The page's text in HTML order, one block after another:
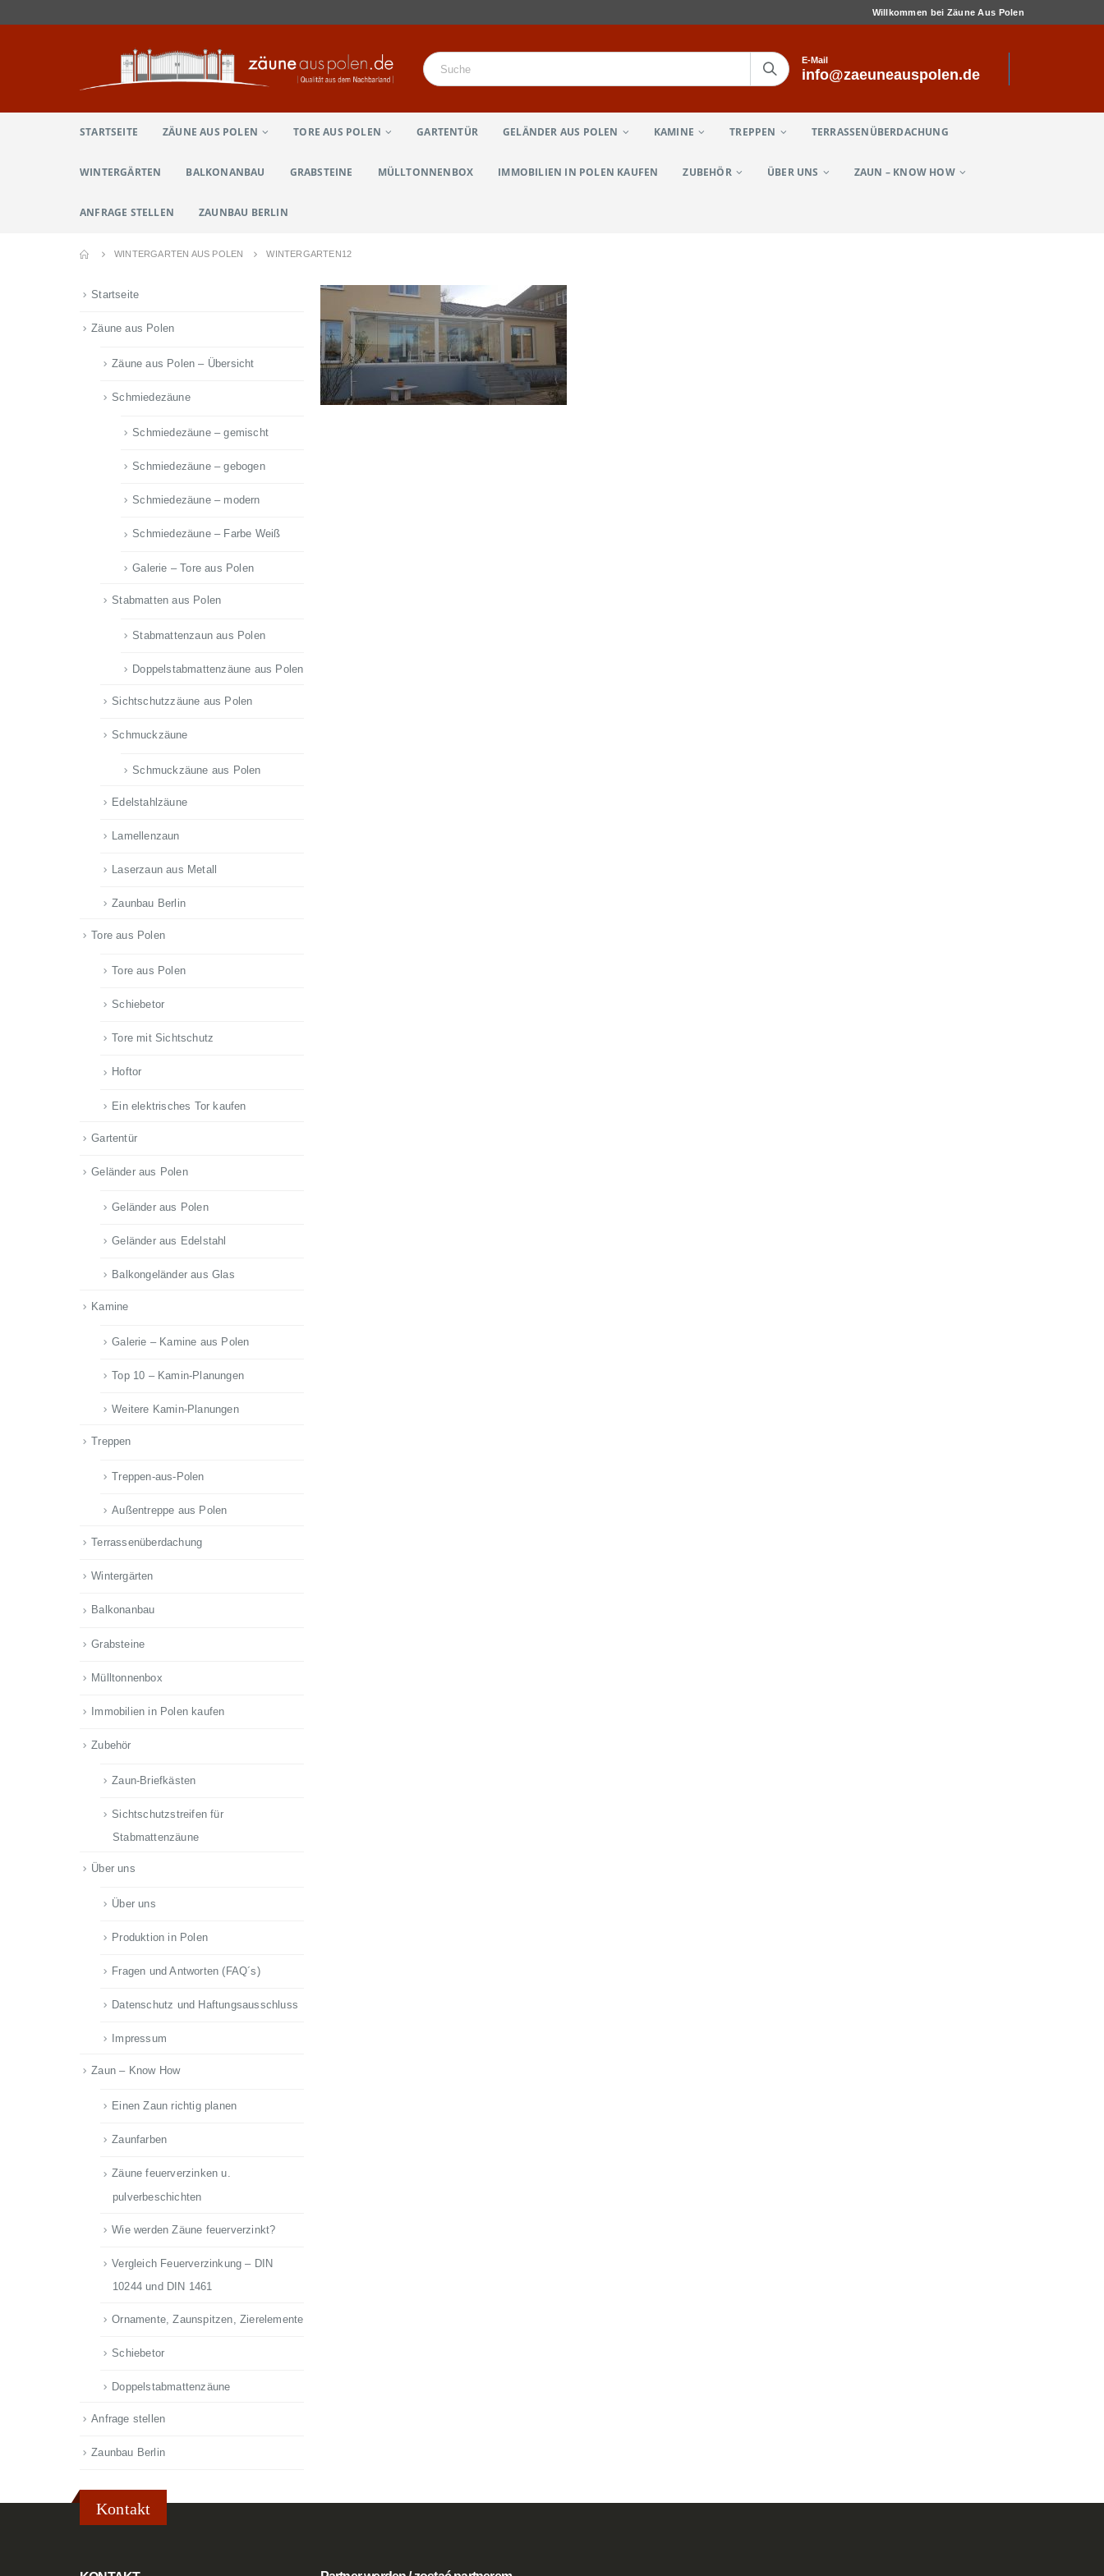
Willkommen bei Zäune Aus Polen
E-Mail
info@zaeuneauspolen.de
STARTSEITE ZÄUNE AUS POLEN TORE AUS POLEN GARTENTÜR GELÄNDER AUS POLEN KAMINE TREPPEN TERRASSENÜBERDACHUNG
WINTERGÄRTEN BALKONANBAU GRABSTEINE MÜLLTONNENBOX IMMOBILIEN IN POLEN KAUFEN ZUBEHÖR ÜBER UNS ZAUN – KNOW HOW
ANFRAGE STELLEN ZAUNBAU BERLIN
WINTERGARTEN AUS POLEN WINTERGARTEN12
Startseite
Zäune aus Polen
Zäune aus Polen – Übersicht
Schmiedezäune
Schmiedezäune – gemischt
Schmiedezäune – gebogen
Schmiedezäune – modern
Schmiedezäune – Farbe Weiß
Galerie – Tore aus Polen
Stabmatten aus Polen
Stabmattenzaun aus Polen
Doppelstabmattenzäune aus Polen
Sichtschutzzäune aus Polen
Schmuckzäune
Schmuckzäune aus Polen
Edelstahlzäune
Lamellenzaun
Laserzaun aus Metall
Zaunbau Berlin
Tore aus Polen
Tore aus Polen
Schiebetor
Tore mit Sichtschutz
Hoftor
Ein elektrisches Tor kaufen
Gartentür
Geländer aus Polen
Geländer aus Polen
Geländer aus Edelstahl
Balkongeländer aus Glas
Kamine
Galerie – Kamine aus Polen
Top 10 – Kamin-Planungen
Weitere Kamin-Planungen
Treppen
Treppen-aus-Polen
Außentreppe aus Polen
Terrassenüberdachung
Wintergärten
Balkonanbau
Grabsteine
Mülltonnenbox
Immobilien in Polen kaufen
Zubehör
Zaun-Briefkästen
Sichtschutzstreifen für
Stabmattenzäune
Über uns
Über uns
Produktion in Polen
Fragen und Antworten (FAQ´s)
Datenschutz und Haftungsausschluss
Impressum
Zaun – Know How
Einen Zaun richtig planen
Zaunfarben
Zäune feuerverzinken u.
pulverbeschichten
Wie werden Zäune feuerverzinkt?
Vergleich Feuerverzinkung – DIN
10244 und DIN 1461
Ornamente, Zaunspitzen, Zierelemente
Schiebetor
Doppelstabmattenzäune
Anfrage stellen
Zaunbau Berlin
Kontakt